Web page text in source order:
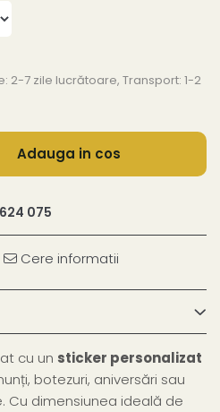
2-7 zile lucrătoare, Transport: 1-2
Adauga in cos
075
Cere informatii
cu un sticker personalizat
botezuri, aniversări sau
Cu dimensiunea ideală de